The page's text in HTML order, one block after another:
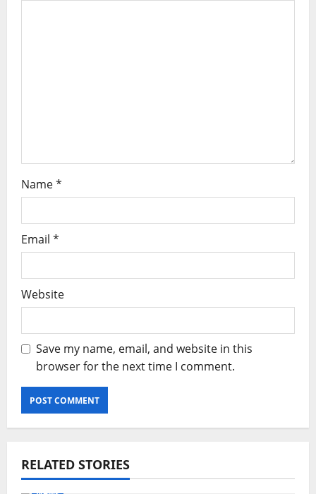
Name*
Email *
Website
Save my name, email, and website in this
browser for the next time I comment.
RELATED STORIES